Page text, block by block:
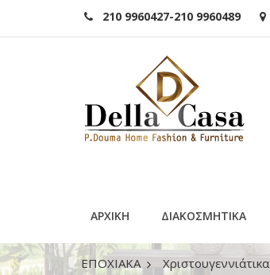
210 9960427-210 9960489
ΑΡΧΙΚΗ ΔΙΑΚΟΣΜΗΤΙΚΑ
ΕΠΟΧΙΑΚΑ Χριστουγεννιάτικα